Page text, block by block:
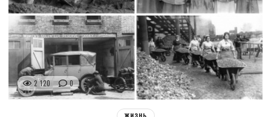
2 120 0